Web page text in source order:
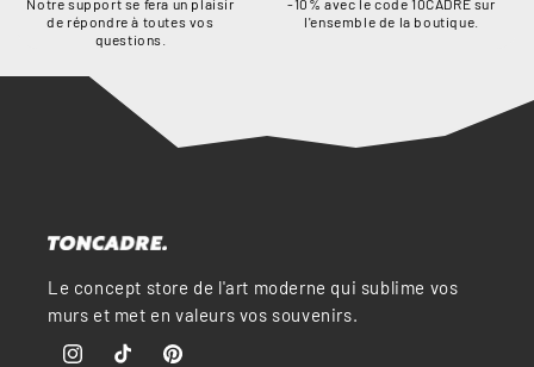
Notre support se fera un plaisir
de répondre à toutes vos
questions.
-10% avec le code 10CADRE sur
l'ensemble de la boutique.
Le concept store de l'art moderne qui sublime vos
murs et met en valeurs vos souvenirs.